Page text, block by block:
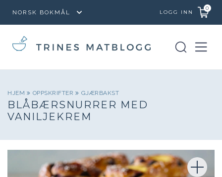
LOGG INN
0
HJEM OPPSKRIFTER GJÆRBAKST
BLÅBÆRSNURRER MED
VANILJEKREM